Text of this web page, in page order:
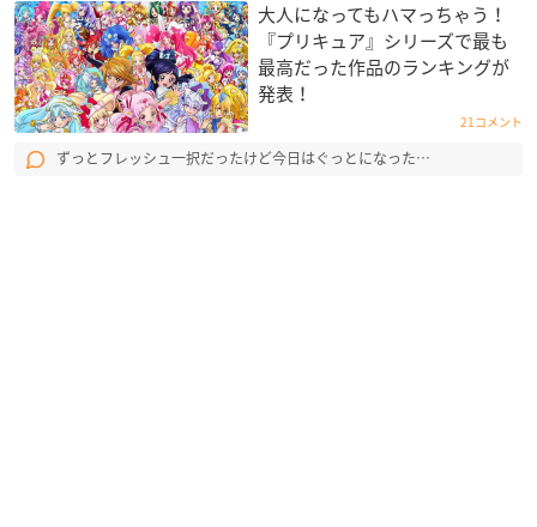
大人になってもハマっちゃう！
『プリキュア』シリーズで最も
最高だった作品のランキングが
発表！
21コメント
ずっとフレッシュ一択だったけど今日はぐっとになった…